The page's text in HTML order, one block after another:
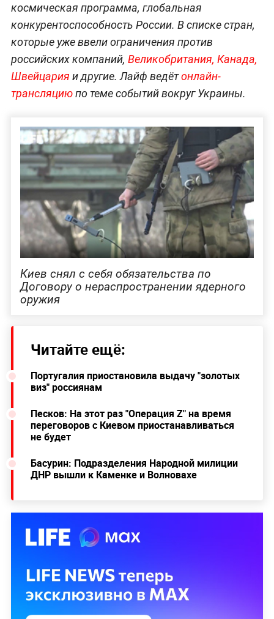
космическая программа, глобальная
конкурентоспособность России. В списке стран,
которые уже ввели ограничения против
российских компаний, Великобритания, Канада,
Швейцария и другие. Лайф ведётонлайн-
трансляциюпо теме событий вокруг Украины.
Киев снял с себя обязательства по
Договору о нераспространении ядерного
оружия
Читайте ещё:
Португалия приостановила выдачу "золотых
виз" россиянам
Песков: На этот раз "Операция Z" на время
переговоров с Киевом приостанавливаться
не будет
Басурин: Подразделения Народной милиции
ДНР вышли к Каменке и Волновахе